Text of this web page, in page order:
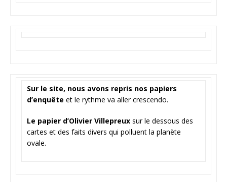
Sur le site, nous avons repris nos papiers
d’enquête et le rythme va aller crescendo.
Le papier d’Olivier Villepreux sur le dessous des
cartes et des faits divers qui polluent la planète
ovale.